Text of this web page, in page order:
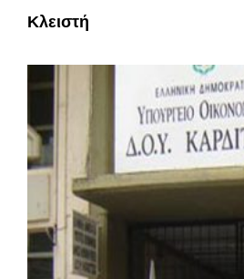
Κλειστή